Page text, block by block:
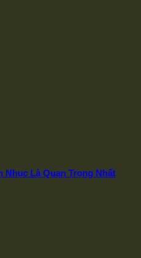
Nhục Là Quan Trọng Nhất